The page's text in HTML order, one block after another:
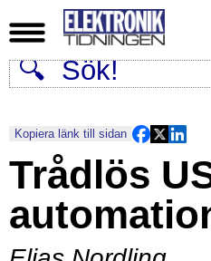
Kopiera länk till sidan
Trådlös